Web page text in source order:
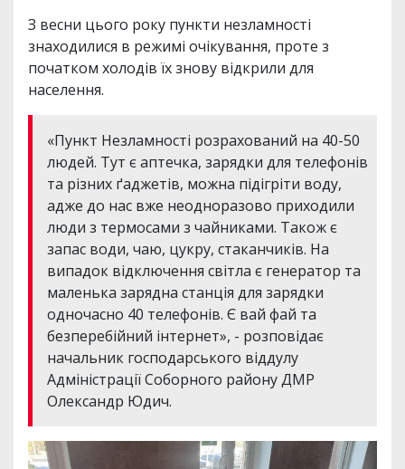
З весни цього року пункти незламності
знаходилися в режимі очікування, проте з
початком холодів їх знову відкрили для
населення.
«Пункт Незламності розрахований на 40-50
людей. Тут є аптечка, зарядки для телефонів
та різних ґаджетів, можна підігріти воду,
адже до нас вже неодноразово приходили
люди з термосами з чайниками. Також є
запас води, чаю, цукру, стаканчиків. На
випадок відключення світла є генератор та
маленька зарядна станція для зарядки
одночасно 40 телефонів. Є вай фай та
безперебійний інтернет», - розповідає
начальник господарського віддулу
Адміністрації Соборного району ДМР
Олександр Юдич.